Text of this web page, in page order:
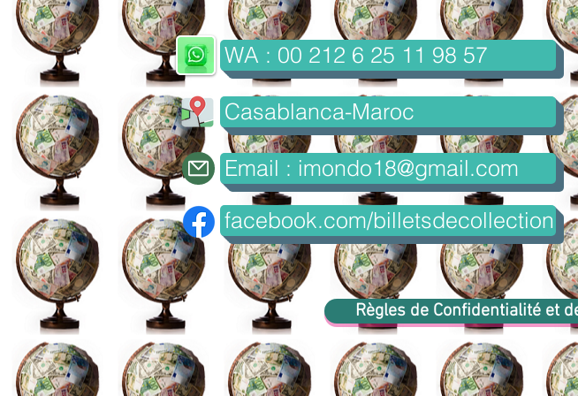
WA : 00 212 6 25 11 98 57
Casablanca-Maroc
Email : imondo18@gmail.com
facebook.com/billetsdecollection
Règles de Confidentialité et